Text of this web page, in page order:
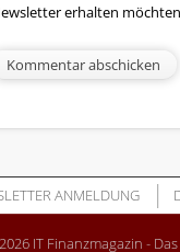
erhalten
ANMELDUNG
IT Finanzmagazin -